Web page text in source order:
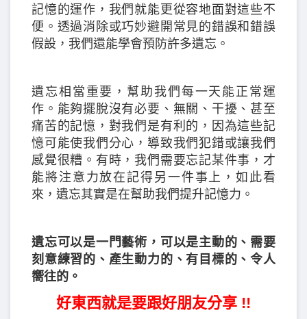
記憶的運作，我們就能更從容地面對這些不
便。透過消除或巧妙避開常見的錯誤和錯誤
假設，我們還能學會預防許多遺忘。
遺忘相當重要，幫助我們每一天能正常運
作。能夠擺脫沒有必要、無關、干擾、甚至
痛苦的記憶，對我們是有利的，因為這些記
憶可能使我們分心，導致我們犯錯或讓我們
感覺很糟。有時，我們需要忘記某件事，才
能將注意力放在記得另一件事上，如此看
來，遺忘其實是在幫助我們提升記憶力。
遺忘可以是一門藝術，可以是主動的、需要
刻意練習的、產生動力的、有目標的、令人
嚮往的。
好東西就是要跟好朋友分享 !!